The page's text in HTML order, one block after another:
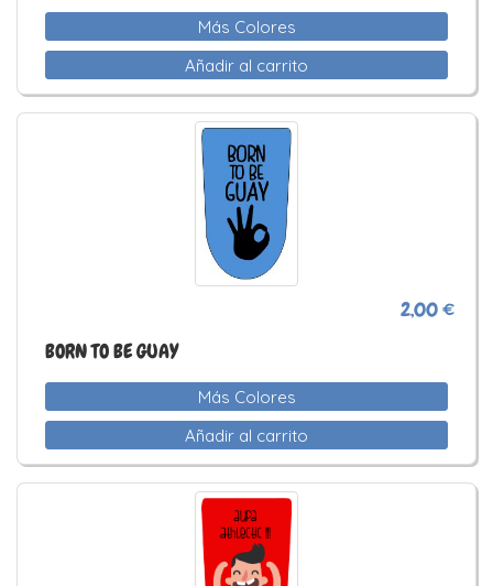
Más Colores
Añadir al carrito
2,00 €
BORN TO BE GUAY
Más Colores
Añadir al carrito